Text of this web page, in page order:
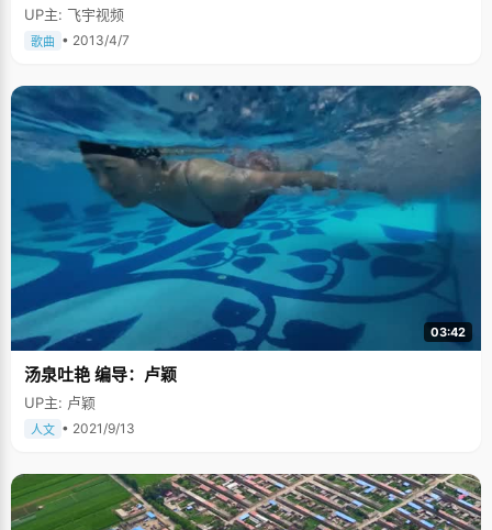
UP主: 飞宇视频
歌曲 • 2013/4/7
03:42
汤泉吐艳 编导：卢颖
UP主: 卢颖
人文 • 2021/9/13